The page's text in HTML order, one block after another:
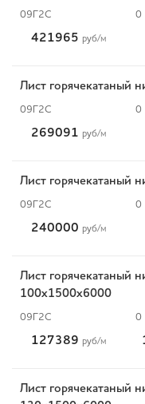
09Г2С 0
421965 руб/м
Лист горячекатаный
09Г2С 0
269091 руб/м
Лист горячекатаный
09Г2С 0
240000 руб/м
Лист горячекатаный
100х1500х6000
09Г2С 0
127389 руб/м
Лист горячекатаный